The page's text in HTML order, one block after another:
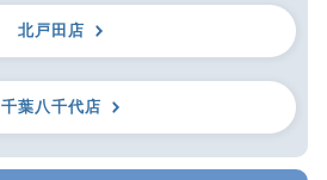
北戸田店
千葉八千代店